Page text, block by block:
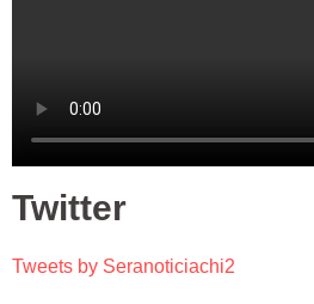
Twitter
Tweets by Seranoticiachi2